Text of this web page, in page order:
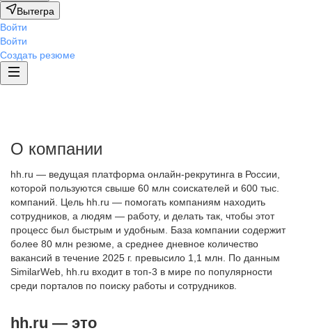
Вытегра
Войти
Войти
Создать резюме
О компании
hh.ru — ведущая платформа онлайн-рекрутинга в России,
которой пользуются свыше 60 млн соискателей и 600 тыс.
компаний. Цель hh.ru — помогать компаниям находить
сотрудников, а людям — работу, и делать так, чтобы этот
процесс был быстрым и удобным. База компании содержит
более 80 млн резюме, а среднее дневное количество
вакансий в течение 2025 г. превысило 1,1 млн. По данным
SimilarWeb, hh.ru входит в топ-3 в мире по популярности
среди порталов по поиску работы и сотрудников.
hh.ru — это